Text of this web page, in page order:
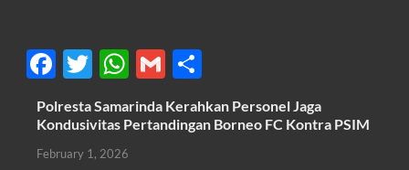
F
ac
e
b
T
w
itt
er
W
h
at
G
m
ail
h
ar
Polresta Samarinda Kerahkan Personel Jaga
Kondusivitas Pertandingan Borneo FC Kontra PSIM
February 1, 2026